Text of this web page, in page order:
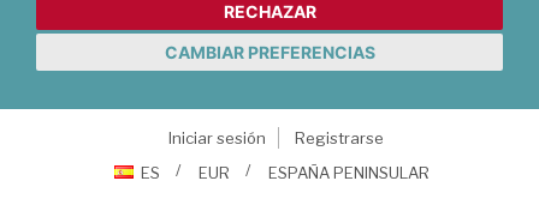
RECHAZAR
CAMBIAR PREFERENCIAS
Iniciar sesión
Registrarse
ES
EUR ESPAÑA PENINSULAR